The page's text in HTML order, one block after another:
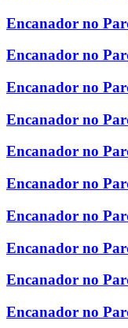
Encanador no
Encanador no
Encanador no
Encanador no
Encanador no
Encanador no
Encanador no
Encanador no
Encanador no
Encanador no